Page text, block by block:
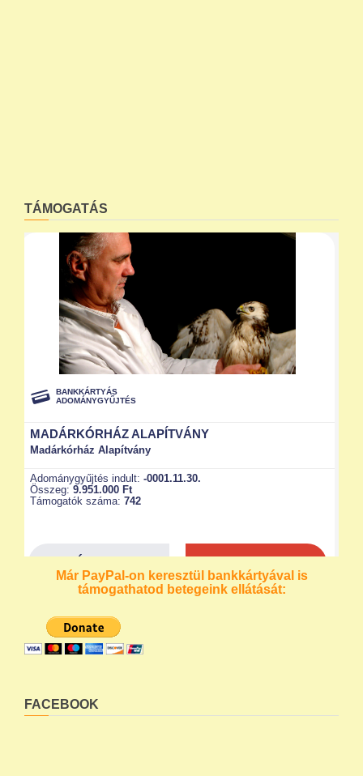
TÁMOGATÁS
Már PayPal-on keresztül bankkártyával is
támogathatod betegeink ellátását:
FACEBOOK